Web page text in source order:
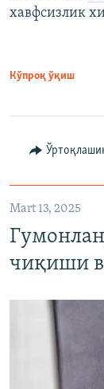
хавфсизлик
Кўпроқ ўқиш
Mart 13, 2025
чиқиши